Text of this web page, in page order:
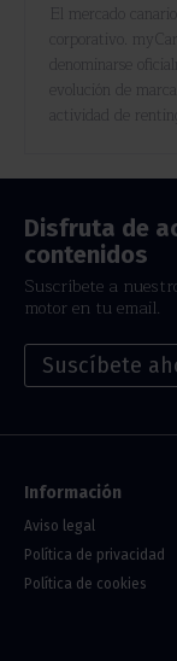
El mercado
corporativo.
denominarse
evolución de
actividad de
Disfruta de
contenidos
Suscríbete a
motor en tu email.
Suscíbete
Información
Aviso legal
Política de privacidad
Política de cookies